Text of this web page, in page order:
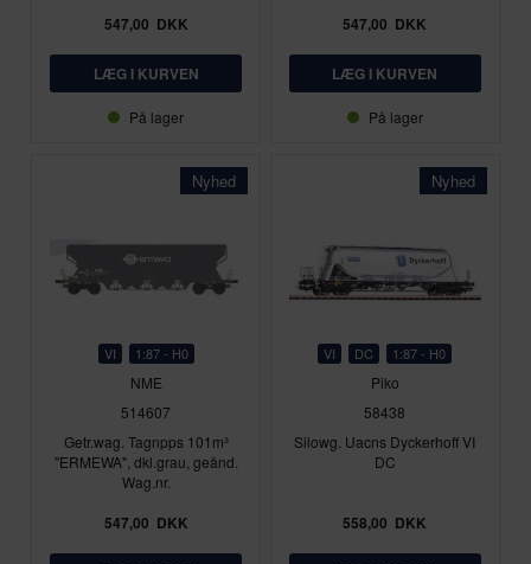
547,00 DKK
På lager
547,00 DKK
På lager
Nyhed
VI 1:87 - H0
NME
514607
Getr.wag. Tagnpps 101m³
"ERMEWA", dkl.grau, geänd.
Wag.nr.
547,00 DKK
Nyhed
VI DC 1:87 - H0
Piko
58438
Silowg. Uacns Dyckerhoff VI
DC
558,00 DKK